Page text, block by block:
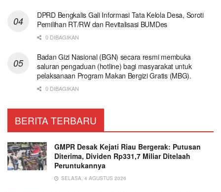
DPRD Bengkalis Gali Informasi Tata Kelola Desa, Soroti
Pemilihan RT/RW dan Revitalisasi BUMDes
0 DIBAGIKAN
Badan Gizi Nasional (BGN) secara resmi membuka
saluran pengaduan (hotline) bagi masyarakat untuk
pelaksanaan Program Makan Bergizi Gratis (MBG).
0 DIBAGIKAN
BERITA TERBARU
GMPR Desak Kejati Riau Bergerak: Putusan
Diterima, Dividen Rp331,7 Miliar Ditelaah
Peruntukannya
SELASA, 4 AGUSTUS 2026